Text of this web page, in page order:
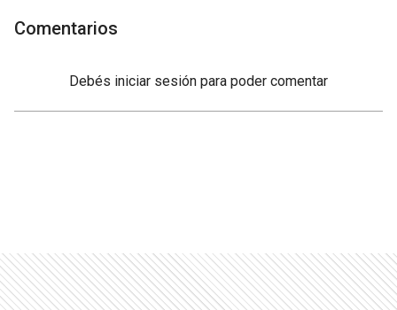
Comentarios
Debés iniciar sesión para poder comentar